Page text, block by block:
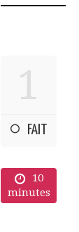
1
FAIT
10
minutes